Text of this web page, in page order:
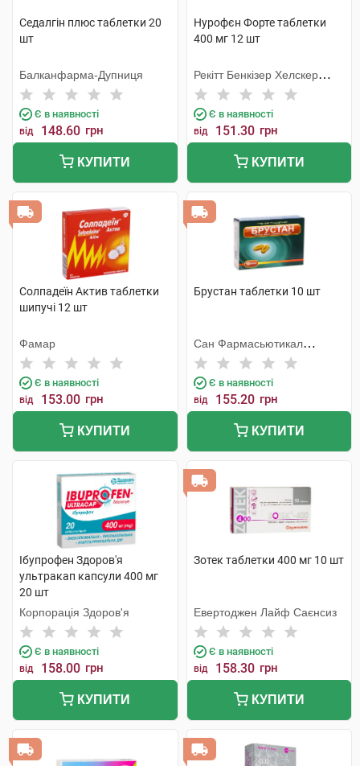
Седалгін плюс таблетки 20
шт
Балканфарма-Дупниця
Є в наявності
від 148.60 грн
КУПИТИ
Нурофєн Форте таблетки
400 мг 12 шт
Рекітт Бенкізер Хелскер
Інтернешнл
Є в наявності
від 151.30 грн
КУПИТИ
Солпадеїн Актив таблетки
шипучі 12 шт
Фамар
Є в наявності
від 153.00 грн
КУПИТИ
Брустан таблетки 10 шт
Сан Фармасьютикал
Індастріз
Є в наявності
від 155.20 грн
КУПИТИ
Ібупрофен Здоров'я
ультракап капсули 400 мг
20 шт
Корпорація Здоров'я
Є в наявності
від 158.00 грн
КУПИТИ
Зотек таблетки 400 мг 10 шт
Евертоджен Лайф Саєнсиз
Є в наявності
від 158.30 грн
КУПИТИ